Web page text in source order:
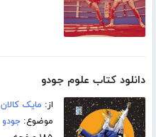
دانلود کتاب علوم جودو
از: مایک کالان
موضوع:جودو